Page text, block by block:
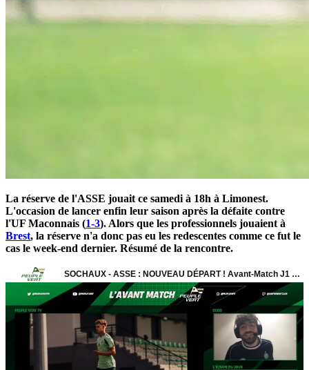
La réserve de l'ASSE jouait ce samedi à 18h à Limonest.
L'occasion de lancer enfin leur saison après la défaite contre
l'UF Maconnais (1-3). Alors que les professionnels jouaient à
Brest, la réserve n'a donc pas eu les redescentes comme ce fut le
cas le week-end dernier. Résumé de la rencontre.